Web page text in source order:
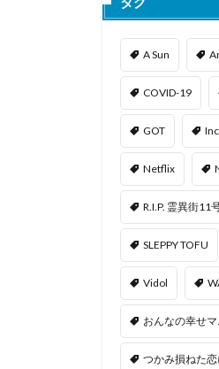
A Sun
COVID-19
GOT
Netflix
R.I.P. 霊異街11
SLEPPY TOFU
Vidol
おんなの幸せ
つかみ損ねた恋